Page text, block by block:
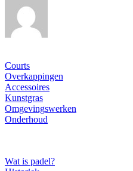
Courts
Overkappingen
Accessoires
Kunstgras
Omgevingswerken
Onderhoud
Wat is padel?